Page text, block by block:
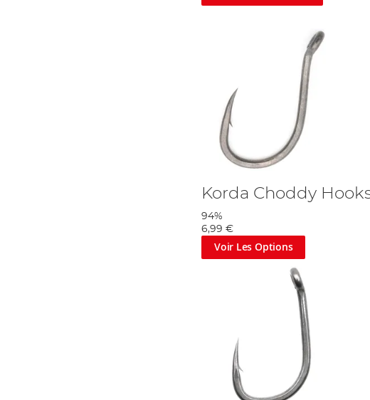
Korda Choddy
94%
6,99 €
Voir Les Options